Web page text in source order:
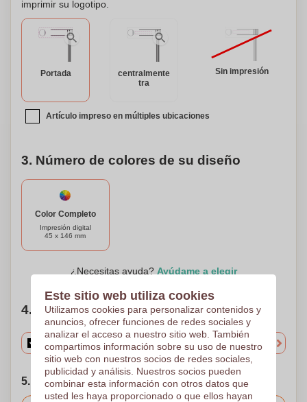
diseño que desee. Esta opción de personalización asegura
que su marca será notada y recordada. Prepárese para
hacer una impresión duradera con el Sonajero de
Publicidad Atractivo. ¡Ordene el suyo hoy y deje brillar su
marca!
imprimir su logotipo.
Portada
centralmente
tra
Sin impresión
Artículo impreso en múltiples ubicaciones
3. Número de colores de su diseño
Color Completo
Impresión digital
45 x 146 mm
¿Necesitas ayuda? Ayúdame a elegir
4. Elige tu cantidad
5. Elija su fecha de envío
Este sitio web utiliza cookies
Utilizamos cookies para personalizar contenidos y
anuncios, ofrecer funciones de redes sociales y
analizar el acceso a nuestro sitio web. También
compartimos información sobre su uso de nuestro
sitio web con nuestros socios de redes sociales,
publicidad y análisis. Nuestros socios pueden
combinar esta información con otros datos que
usted les haya proporcionado o que ellos hayan